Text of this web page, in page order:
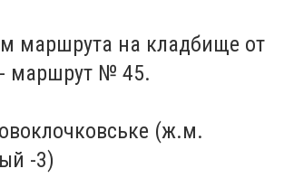
маршрута на кладбище от
маршрут № 45.
(ж.м.
-3)